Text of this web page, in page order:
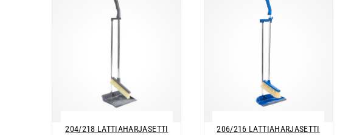
204/218 LATTIAHARJASETTI 206/216 LATTIAHARJASETTI